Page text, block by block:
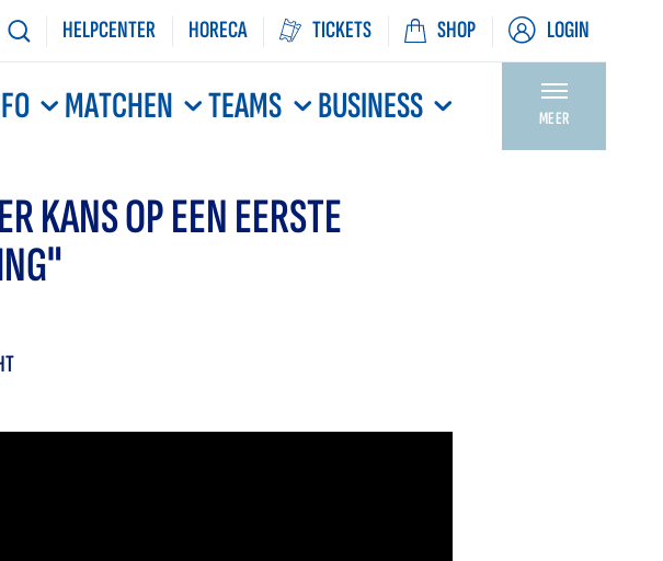
HELPCENTER HORECA TICKETS SHOP LOGIN
MATCHEN TEAMS BUSINESS MEER
KANS OP EEN EERSTE